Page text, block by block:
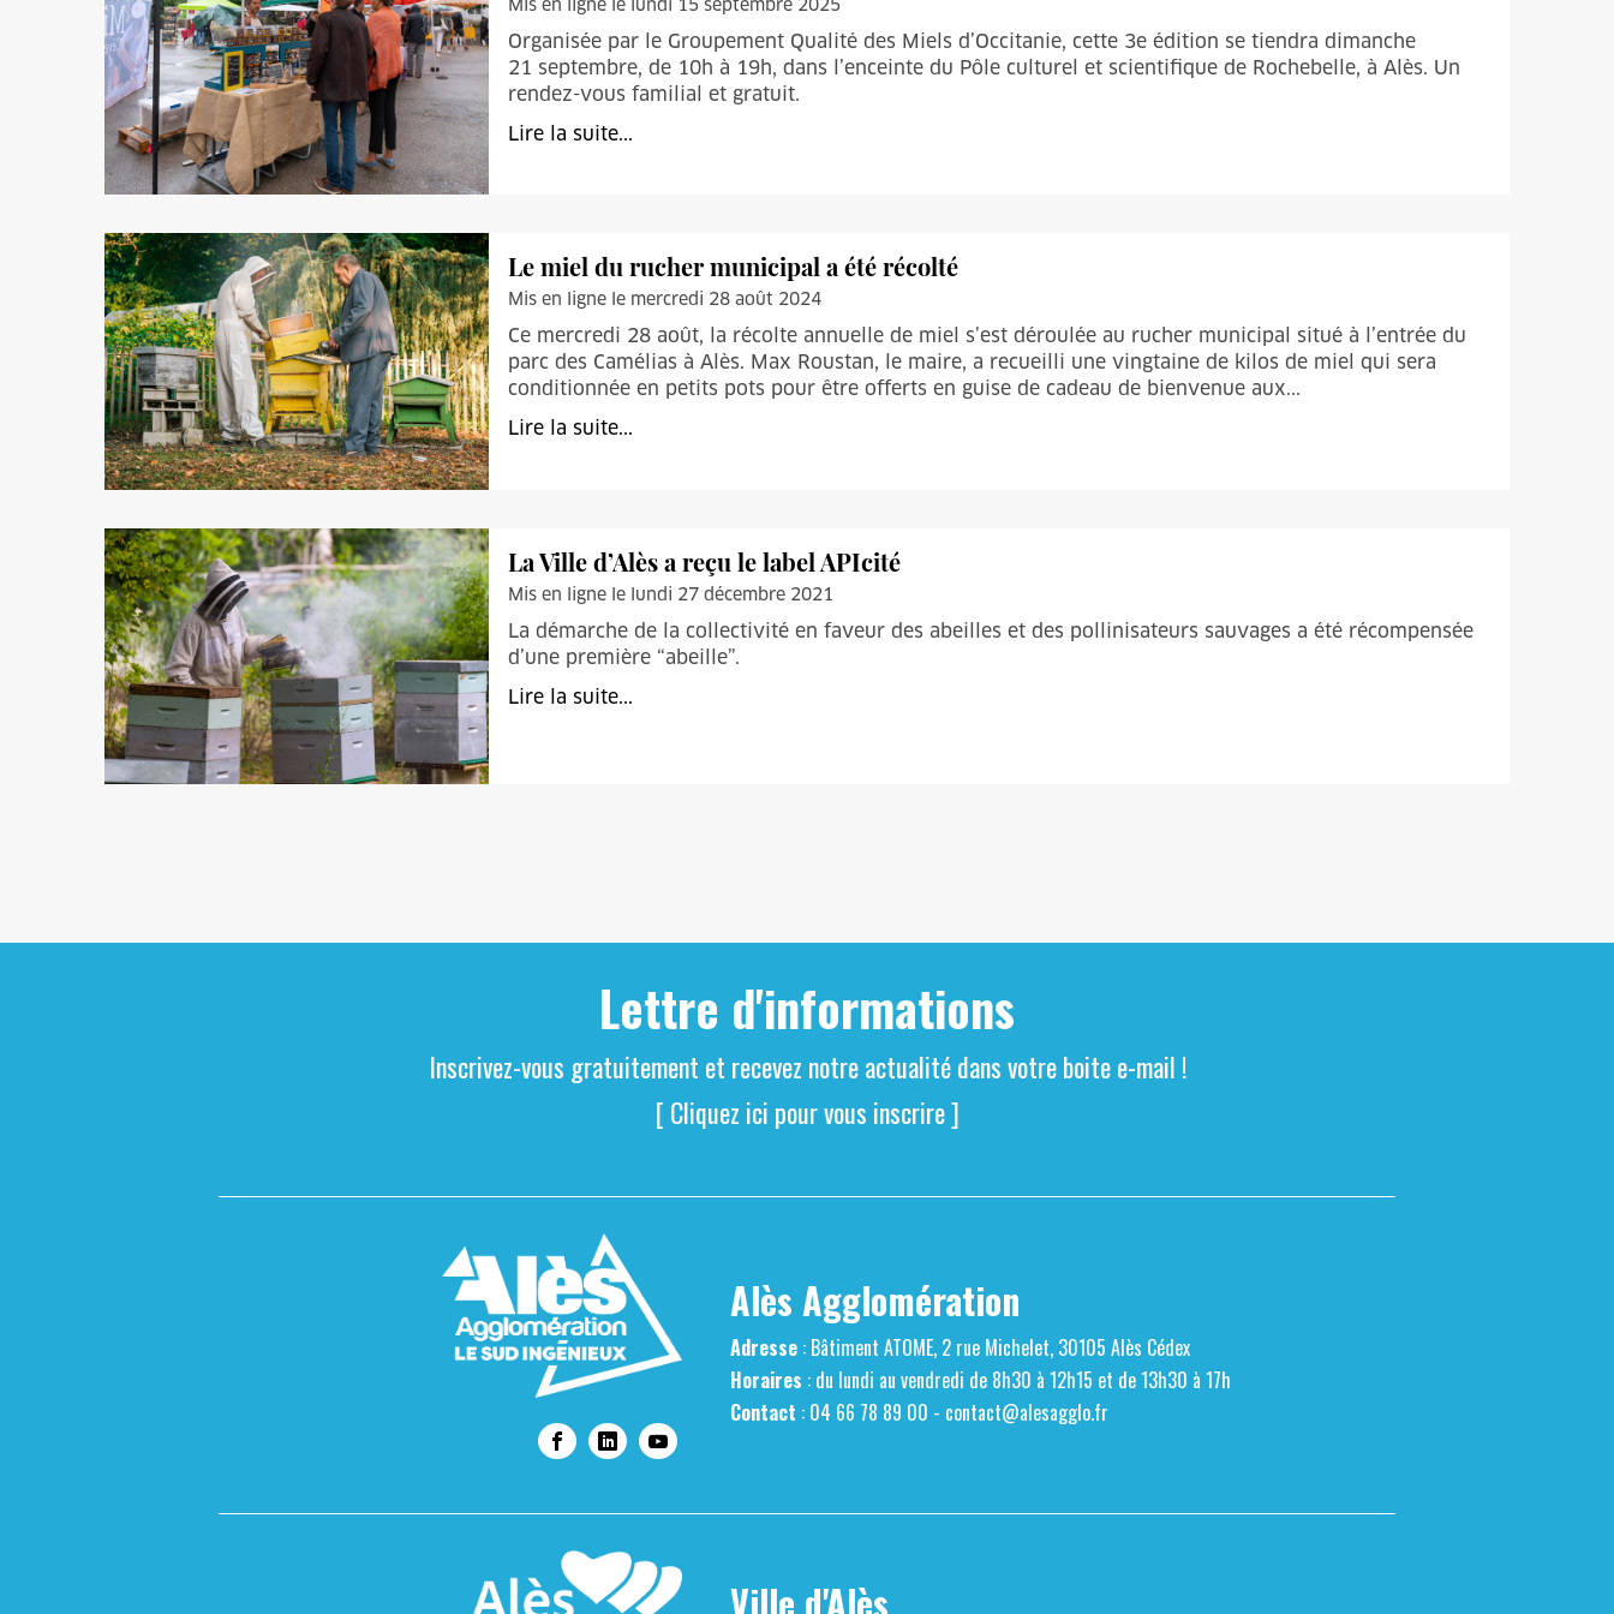
Mis en ligne le lundi 15 septembre 2025
Organisée par le Groupement Qualité des Miels d’Occitanie, cette 3e édition se tiendra dimanche
21 septembre, de 10h à 19h, dans l’enceinte du Pôle culturel et scientifique de Rochebelle, à Alès. Un
rendez-vous familial et gratuit.
Lire la suite...
Le miel du rucher municipal a été récolté
Mis en ligne le mercredi 28 août 2024
Ce mercredi 28 août, la récolte annuelle de miel s’est déroulée au rucher municipal situé à l’entrée du
parc des Camélias à Alès. Max Roustan, le maire, a recueilli une vingtaine de kilos de miel qui sera
conditionnée en petits pots pour être offerts en guise de cadeau de bienvenue aux...
Lire la suite...
La Ville d’Alès a reçu le label APIcité
Mis en ligne le lundi 27 décembre 2021
La démarche de la collectivité en faveur des abeilles et des pollinisateurs sauvages a été récompensée
d’une première “abeille”.
Lire la suite...
Lettre d'informations
Inscrivez-vous gratuitement et recevez notre actualité dans votre boite e-mail !
[ Cliquez ici pour vous inscrire ]
Alès Agglomération
Adresse: Bâtiment ATOME, 2 rue Michelet, 30105 Alès Cédex
Horaires : du lundi au vendredi de 8h30 à 12h15 et de 13h30 à 17h
Contact : 04 66 78 89 00 - contact@alesagglo.fr
Ville d'Alès